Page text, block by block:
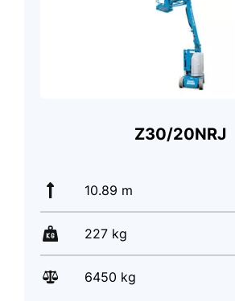
Z30/20NRJ
10.89 m
227 kg
6450 kg